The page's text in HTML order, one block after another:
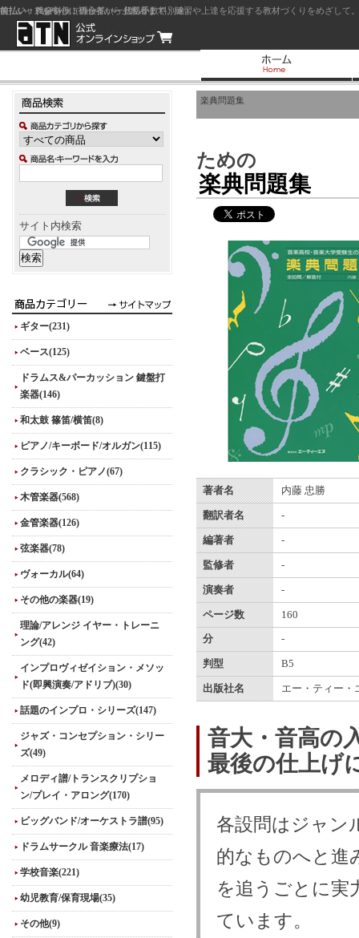
ジャズを中心に初心者から上級者まで、練習や上達を応援する教材づくりをめざし
サイト内検索
ギター(231)
ベース(125)
ドラムス&パーカッション 鍵盤打
楽器(146)
和太鼓 篠笛/横笛(8)
ピアノ/キーボード/オルガン(115)
クラシック・ピアノ(67)
木管楽器(568)
金管楽器(126)
弦楽器(78)
ヴォーカル(64)
その他の楽器(19)
理論/アレンジ イヤー・トレーニ
ング(42)
インプロヴィゼイション・メソッ
ド(即興演奏/アドリブ)(30)
話題のインプロ・シリーズ(147)
ジャズ・コンセプション・シリー
ズ(49)
メロディ譜/トランスクリプショ
ン/プレイ・アロング(170)
ビッグバンド/オーケストラ譜(95)
ドラムサークル 音楽療法(17)
学校音楽(221)
幼児教育/保育現場(35)
その他(9)
楽典問題集
ための
楽典問題集
著者名 内藤 忠勝
翻訳者名 -
編著者 -
監修者 -
演奏者 -
ページ数 160
分 -
判型 B5
出版社名 エー・ティー・
音大・音高の
最後の仕上げ
各設問はジャン
的なものへと進
を追うごとに実
ています。
前払い：クレジットカード（一括払い）
後払い：代金引換（現金払い・代引手数料別途）
前払い：PayPay